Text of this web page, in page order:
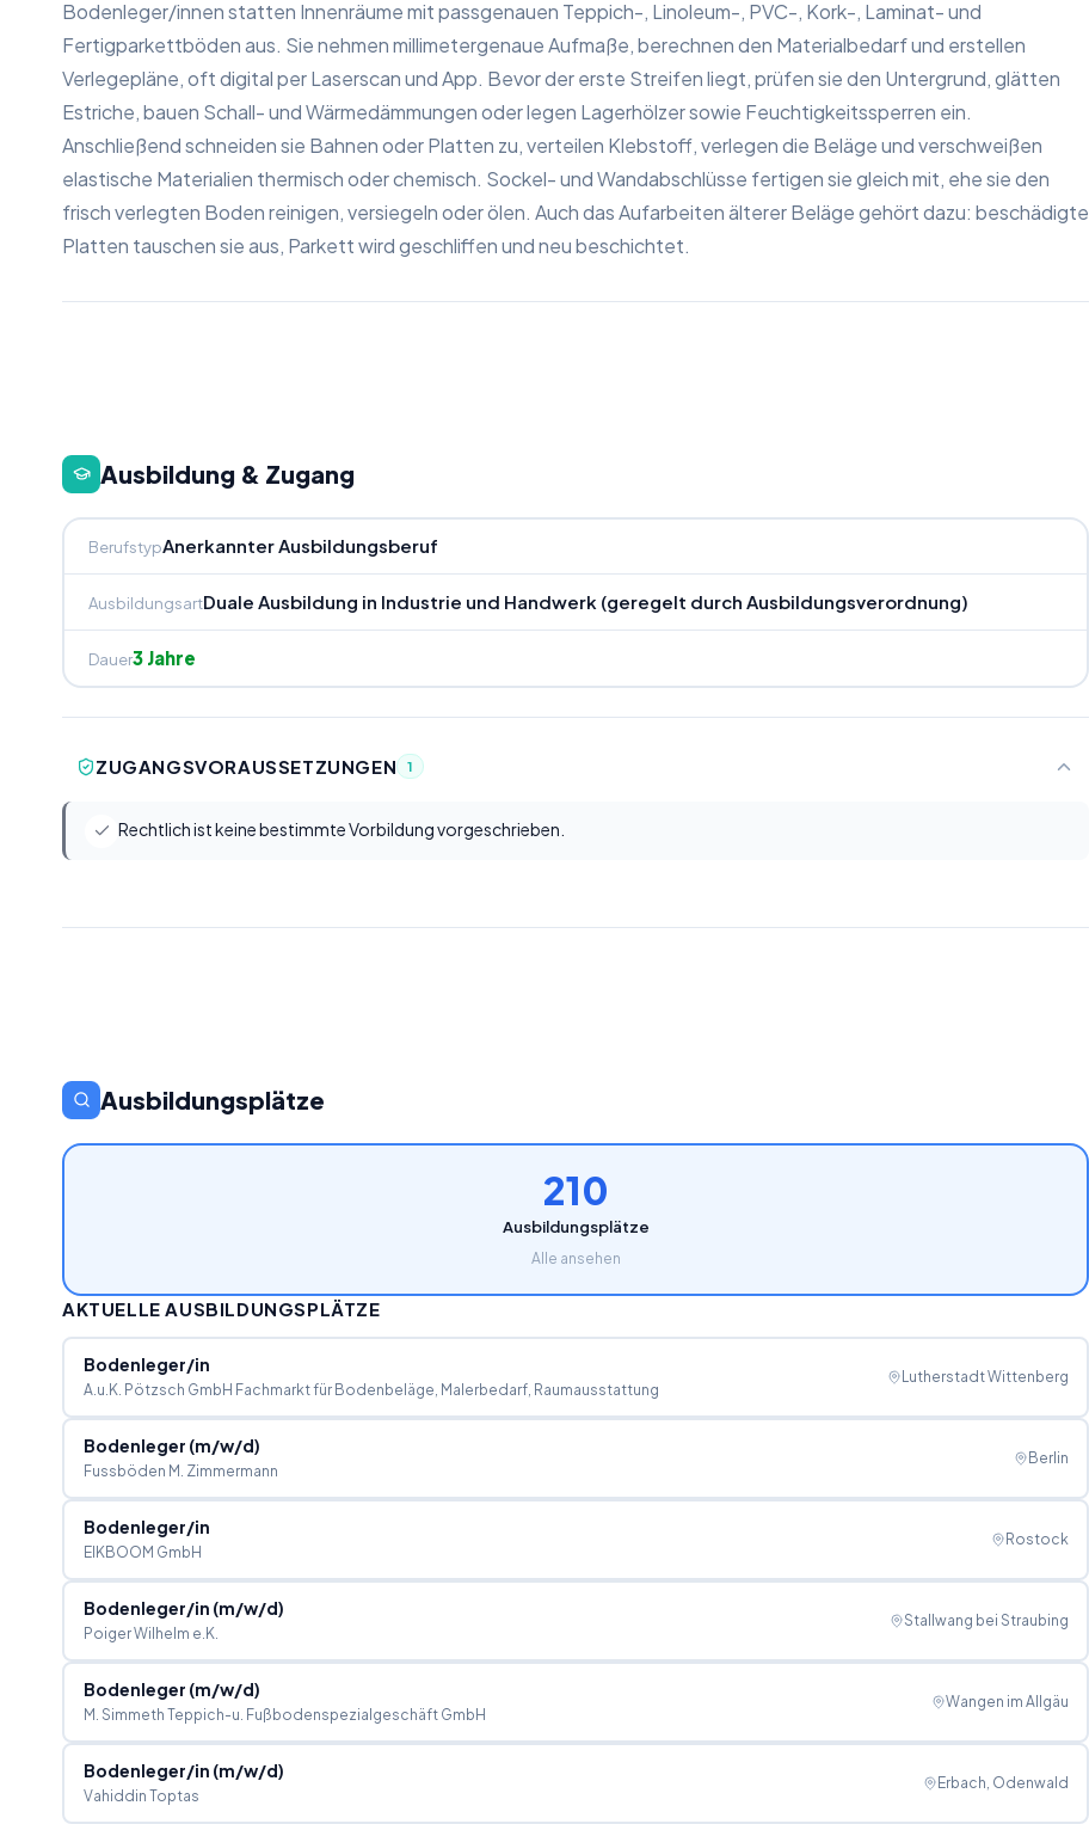
Bodenleger/innen statten Innenräume mit passgenauen Teppich-, Linoleum-, PVC-, Kork-, Laminat- und
Fertigparkettböden aus. Sie nehmen millimetergenaue Aufmaße, berechnen den Materialbedarf und erstellen
Verlegepläne, oft digital per Laserscan und App. Bevor der erste Streifen liegt, prüfen sie den Untergrund, glätten
Estriche, bauen Schall- und Wärmedämmungen oder legen Lagerhölzer sowie Feuchtigkeitssperren ein.
Anschließend schneiden sie Bahnen oder Platten zu, verteilen Klebstoff, verlegen die Beläge und verschweißen
elastische Materialien thermisch oder chemisch. Sockel- und Wandabschlüsse fertigen sie gleich mit, ehe sie den
frisch verlegten Boden reinigen, versiegeln oder ölen. Auch das Aufarbeiten älterer Beläge gehört dazu: beschädigte
Platten tauschen sie aus, Parkett wird geschliffen und neu beschichtet.
Ausbildung & Zugang
BerufstypAnerkannter Ausbildungsberuf
AusbildungsartDuale Ausbildung in Industrie und Handwerk (geregelt durch Ausbildungsverordnung)
Dauer3 Jahre
ZUGANGSVORAUSSETZUNGEN 1
Rechtlich ist keine bestimmte Vorbildung vorgeschrieben.
Ausbildungsplätze
210
Ausbildungsplätze
Alle ansehen
AKTUELLE AUSBILDUNGSPLÄTZE
Bodenleger/in
A.u.K. Pötzsch GmbH Fachmarkt für Bodenbeläge, Malerbedarf, Raumausstattung
Lutherstadt Wittenberg
Bodenleger (m/w/d)
Fussböden M. Zimmermann
Berlin
Bodenleger/in
EIKBOOM GmbH
Rostock
Bodenleger/in (m/w/d)
Poiger Wilhelm e.K.
Stallwang bei Straubing
Bodenleger (m/w/d)
M. Simmeth Teppich-u. Fußbodenspezialgeschäft GmbH
Wangen im Allgäu
Bodenleger/in (m/w/d)
Vahiddin Toptas
Erbach, Odenwald